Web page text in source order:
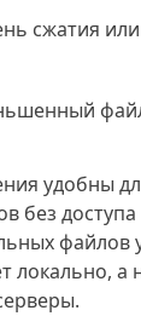
сжатия
удобны
без
файлов
локально, а